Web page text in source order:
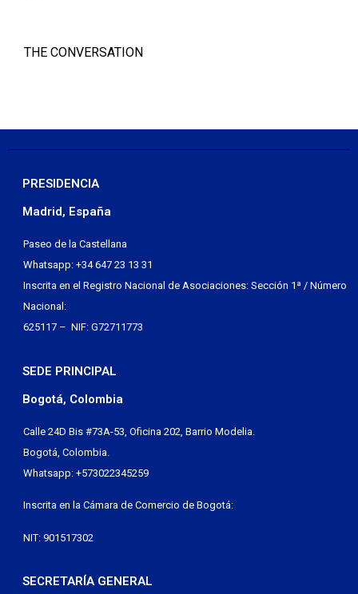
THE CONVERSATION
PRESIDENCIA
Madrid, España
Paseo de la Castellana
Whatsapp: +34 647 23 13 31
Inscrita en el Registro Nacional de Asociaciones: Sección 1ª / Número
Nacional:
625117 – NIF: G72711773
SEDE PRINCIPAL
Bogotá, Colombia
Calle 24D Bis #73A-53, Oficina 202, Barrio Modelia.
Bogotá, Colombia.
Whatsapp: +573022345259
Inscrita en la Cámara de Comercio de Bogotá:
NIT: 901517302
SECRETARÍA GENERAL